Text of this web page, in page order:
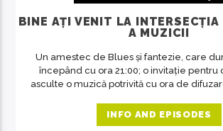
BINE AȚI VENIT LA INTERSECȚIA
A MUZICII
Un amestec de Blues și fantezie, care
începând cu ora 21:00; o invitație pentru
asculte o muzică potrivită cu ora de
oameni în special. O emisiune unde răsună doar muzica
deosebită, care se adresează celor
INFO AND EPISODES